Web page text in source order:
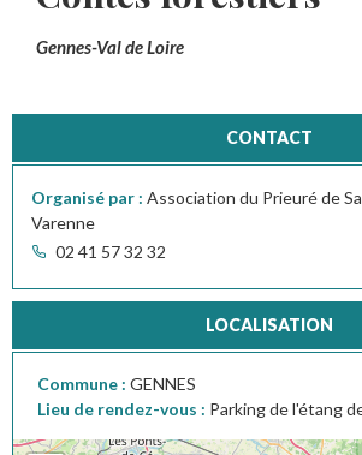
Gennes-Val de Loire
CONTACT
Organisé par : Association du Prieuré de
Varenne
02 41 57 32 32
LOCALISATION
Commune : GENNES
Lieu de rendez-vous : Parking de l'étang